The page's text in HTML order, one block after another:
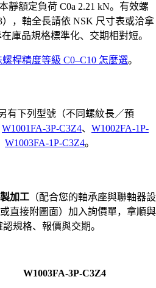
靜額定負荷 C0a 2.21 kN。有效螺
），軸全長請依 NSK 尺寸表或洽拿
庫品規格標準化、交期相對短。
螺桿精度等級 C0–C10 怎麼選。
有下列型號（不同螺紋長／預
W1001FA-3P-C3Z4、 W1002FA-1P-
W1003FA-1P-C3Z4。
加工 （配合您的軸承座與聯軸器設
直接附圖面）加入詢價單，拿順與
規格、報價與交期。
W1003FA-3P-C3Z4